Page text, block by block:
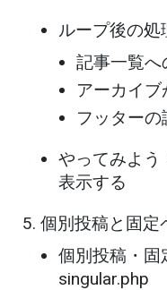
ループ後の処
記事一覧へ
アーカイ
フッターの
やってみよう
表示する
個別投稿と固定
個別投稿・固
singular.php